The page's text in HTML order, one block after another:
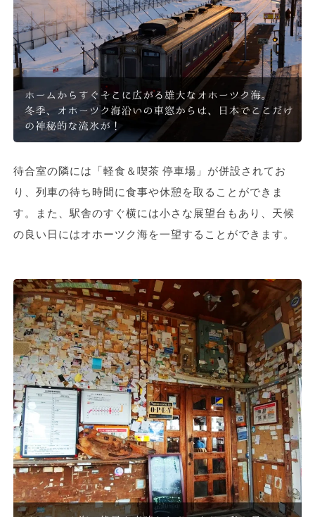
待合室の隣には「軽食＆喫茶 停車場」が併設されてお
り、列車の待ち時間に食事や休憩を取ることができま
す。また、駅舎のすぐ横には小さな展望台もあり、天候
の良い日にはオホーツク海を一望することができます。